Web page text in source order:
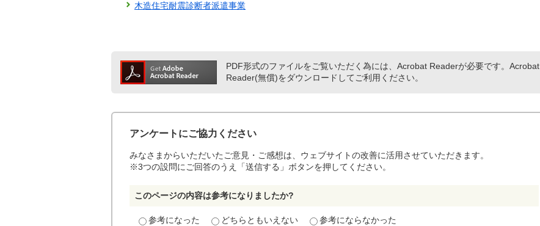
木造住宅耐震診断者派遣事業
PDF形式のファイルをご覧いただく為には、Acrobat Readerが必要です。Acrobat
Reader(無償)をダウンロードしてご利用ください。
アンケートにご協力ください
みなさまからいただいたご意見・ご感想は、ウェブサイトの改善に活用させていただきます。
※3つの設問にご回答のうえ「送信する」ボタンを押してください。
このページの内容は参考になりましたか?
参考になった どちらともいえない 参考にならなかった